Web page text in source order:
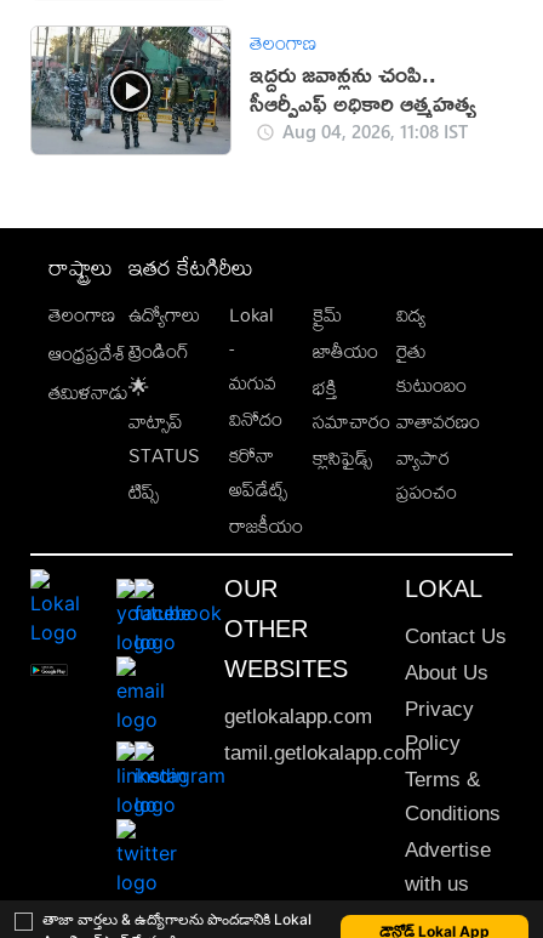
తాజా వార్తలు & ఉద్యోగాలను పొందడానికి Lokal
డౌన్లోడ్ Lokal App
తెలంగాణ
ఇద్దరు జవాన్లను చంపి..
సీఆర్పీఎఫ్ అధికారి ఆత్మహత్య
Aug 04, 2026, 11:08 IST
రాష్ట్రాలు
తెలంగాణ
ఆంధ్రప్రదేశ్
తమిళనాడు
ఇతర కేటగిరీలు
ఉద్యోగాలు
ట్రెండింగ్
🌟
వాట్సాప్
STATUS
టిప్స్
Lokal
-
మగువ
వినోదం
కరోనా
అప్‌డేట్స్
రాజకీయం
క్రైమ్
జాతీయం
భక్తి
సమాచారం
క్లాసిఫైడ్స్
విద్య
రైతు
కుటుంబం
వాతావరణం
వ్యాపార
ప్రపంచం
OUR
OTHER
WEBSITES
getlokalapp.com
tamil.getlokalapp.com
LOKAL
Contact Us
About Us
Privacy
Policy
Terms &
Conditions
Advertise
with us
Sitemap